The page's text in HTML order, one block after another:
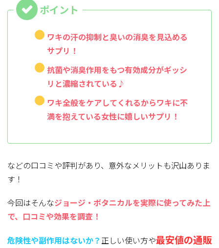
ワキの汗の抑制と臭いの消臭を見込める
サプリ！
抗菌や消臭作用をもつ有効成分がギッシ
リと濃縮されている♪
ワキ全般をケアしてくれるからワキに不
満を抱えている女性に嬉しいサプリ！
などの口コミや評判があり、意外なメリットも沢山ありま
す！
今回はそんなジョージ・ボタニカルを実際に使ってみた上
で、口コミや効果を調査！
危険性や副作用はないか？ 正しい使い方や最安値の通販